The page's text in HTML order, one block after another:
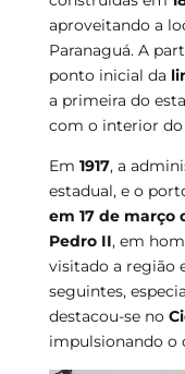
aproveitando a
Paranaguá. A
ponto inicial da
a primeira do
com o interior do
Em 1917, a
estadual, e o
em 17 de março
Pedro II, em
visitado a região
seguintes,
destacou-se no
impulsionando o